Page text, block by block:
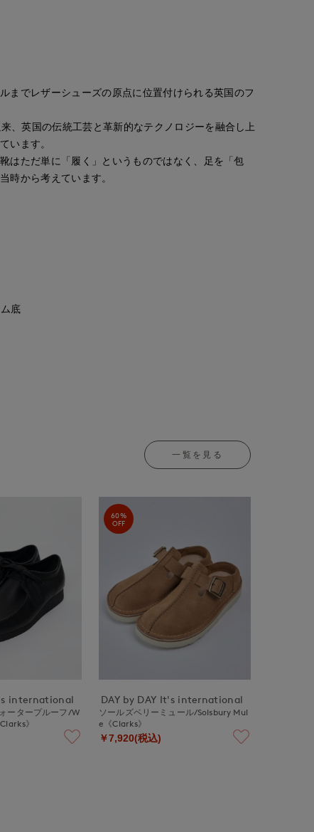
までレザーシューズの原点に位置付けられる英国のフ
、英国の伝統工芸と革新的なテクノロジーを融合し上
います。
はただ単に「履く」というものではなく、足を「包
時から考えています。
底
一覧を見る
international
ータープルーフ/W
》
60%
OFF
DAY by DAY It's international
ソールズベリーミュール/Solsbury Mul
e《Clarks》
￥7,920(税込)